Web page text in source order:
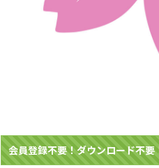
会員登録不要！ダウンロード不